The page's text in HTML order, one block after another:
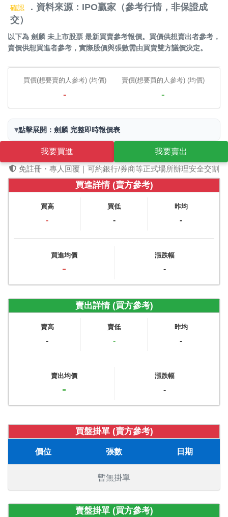
確認
．資料來源：IPO贏家（參考行情，非保證成
交）
以下為 劍麟 未上市股票 最新買賣參考報價。買價供想賣出者參考，
賣價供想買進者參考，實際股價與張數需由買賣雙方議價決定。
買價(想要賣的人參考) (均價)
-
賣價(想要買的人參考) (均價)
-
▾點擊展開：劍麟 完整即時報價表
我要買進
我要賣出
免註冊・專人回覆｜可約銀行/券商等正式場所辦理安全交割
買進詳情 (賣方參考)
買高
-
買低
-
昨均
-
買進均價
-
漲跌幅
-
賣出詳情 (買方參考)
賣高
-
賣低
-
昨均
-
賣出均價
-
漲跌幅
-
買盤掛單 (賣方參考)
價位 張數 日期
暫無掛單
賣盤掛單 (買方參考)